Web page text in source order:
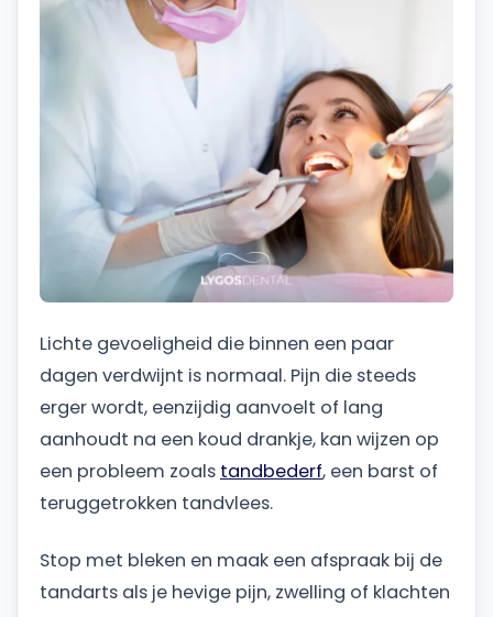
Lichte gevoeligheid die binnen een paar
dagen verdwijnt is normaal. Pijn die steeds
erger wordt, eenzijdig aanvoelt of lang
aanhoudt na een koud drankje, kan wijzen op
een probleem zoals tandbederf, een barst of
teruggetrokken tandvlees.
Stop met bleken en maak een afspraak bij de
tandarts als je hevige pijn, zwelling of klachten